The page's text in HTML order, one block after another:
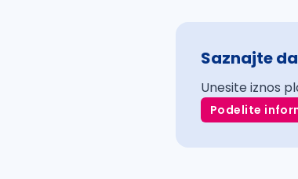
Saznajte
Unesite iznos
Podelite